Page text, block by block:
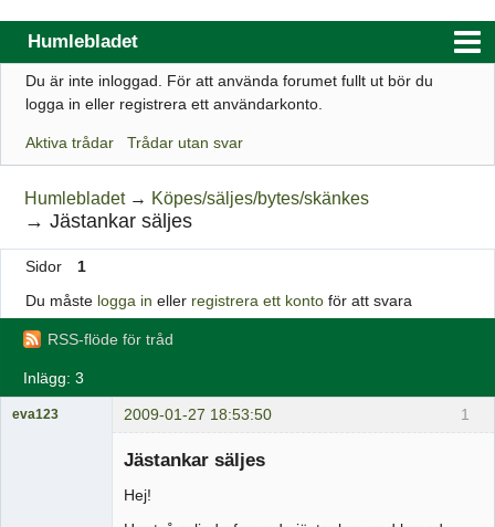
Humlebladet
Index
Regler
Sök
Registrera ett konto
Webbutik
Du är inte inloggad. För att använda forumet fullt ut bör du
logga in eller registrera ett användarkonto.
Aktiva trådar Trådar utan svar
Humlebladet → Köpes/säljes/bytes/skänkes
→Jästankar säljes
Sidor
1
Du måste logga in eller registrera ett kontoför att svara
RSS-flöde för tråd
Inlägg: 3
1
eva123 2009-01-27 18:53:50
Jästankar säljes
Hej!